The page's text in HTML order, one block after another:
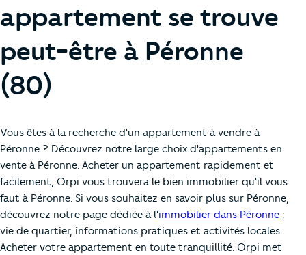
appartement se trouve
peut-être à Péronne
(80)
Vous êtes à la recherche d'un appartement à vendre à
Péronne ? Découvrez notre large choix d'appartements en
vente à Péronne. Acheter un appartement rapidement et
facilement, Orpi vous trouvera le bien immobilier qu'il vous
faut à Péronne. Si vous souhaitez en savoir plus sur Péronne,
découvrez notre page dédiée à l'immobilier dans Péronne :
vie de quartier, informations pratiques et activités locales.
Acheter votre appartement en toute tranquillité. Orpi met